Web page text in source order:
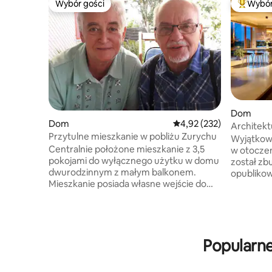
Wybór gości
Wybór gości
Dom Średnia ocena: 4,92 na
4,92 (232)
Przytulne mieszkanie w pobliżu Zurychu
Centralnie położone mieszkanie z 3,5
pokojami do wyłącznego użytku w domu
dwurodzinnym z małym balkonem.
Mieszkanie posiada własne wejście do
Dom
w otoczeniu wsi.
został
ram.